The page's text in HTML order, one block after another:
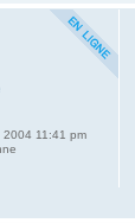
2004 11:41 pm